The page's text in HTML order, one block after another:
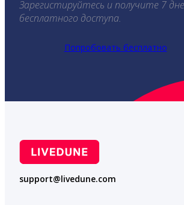
Зарегистируйтесь и получите 7
бесплатного доступа.
Попробовать бесплатно
support@livedune.com